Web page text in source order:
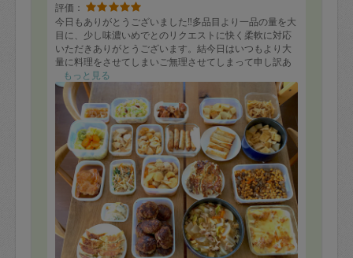
評価：
今日もありがとうございました‼️多品目より一品の量を大
目に、少し味濃いめでとのリクエストに快く柔軟に対応
いただきありがとうございます。結今日はいつもより大
量に料理をさせてしまいご無理させてしまって申し訳あ
りません。今日の夕飯に餃子を頂きました?男子陣がとて
も喜んでました?
もっと見る